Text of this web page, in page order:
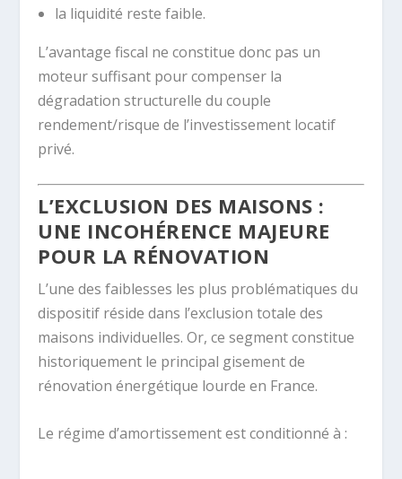
la liquidité reste faible.
L’avantage fiscal ne constitue donc pas un
moteur suffisant pour compenser la
dégradation structurelle du couple
rendement/risque de l’investissement locatif
privé.
L’EXCLUSION DES MAISONS :
UNE INCOHÉRENCE MAJEURE
POUR LA RÉNOVATION
L’une des faiblesses les plus problématiques du
dispositif réside dans l’exclusion totale des
maisons individuelles. Or, ce segment constitue
historiquement le principal gisement de
rénovation énergétique lourde en France.
Le régime d’amortissement est conditionné à :